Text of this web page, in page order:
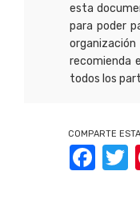
esta
para poder
recomienda
todos los
COMPARTE